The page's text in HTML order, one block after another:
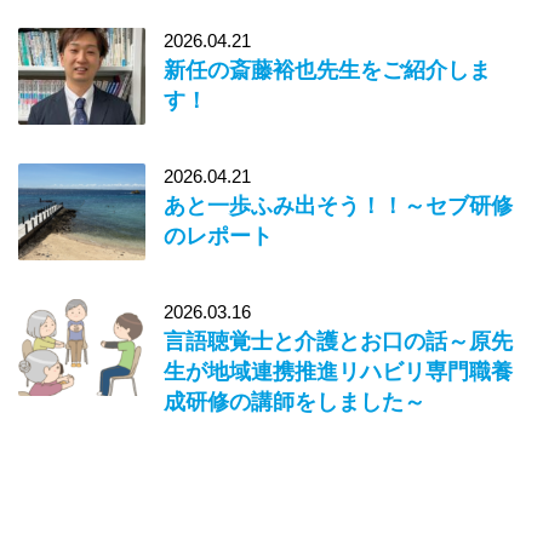
2026.04.21
新任の斎藤裕也先生をご紹介しま
す！
2026.04.21
あと一歩ふみ出そう！！～セブ研修
のレポート
2026.03.16
言語聴覚士と介護とお口の話～原先
生が地域連携推進リハビリ専門職養
成研修の講師をしました～